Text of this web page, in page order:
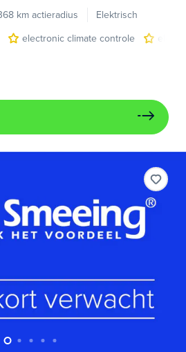
km actieradius
Elektrisch
electronic climate controle